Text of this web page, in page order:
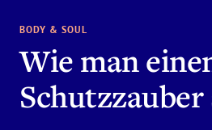
BODY & SOUL
Wie man